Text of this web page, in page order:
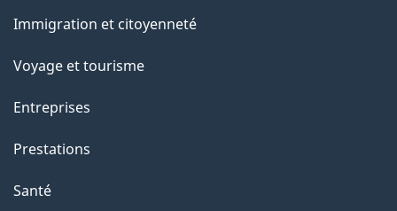
sujets
Immigration et citoyenneté
Voyage et tourisme
Entreprises
Prestations
Santé